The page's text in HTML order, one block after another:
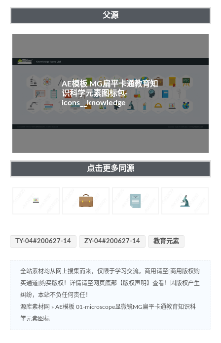
父源
AE模板 MG扁平卡通教育知
识科学元素图标包-
icons__knowledge
点击更多同源
TY-04#200627-14 ZY-04#200627-14 教育元素
全站素材均从网上搜集而来，仅限于学习交流。商用请至[商用版权购
买通道]购买版权！详情请至网页底部【版权声明】查看！因版权产生
纠纷，本站不负任何责任！
源库素材网 » AE模板 01-microscope显微镜MG扁平卡通教育知识科
学元素图标